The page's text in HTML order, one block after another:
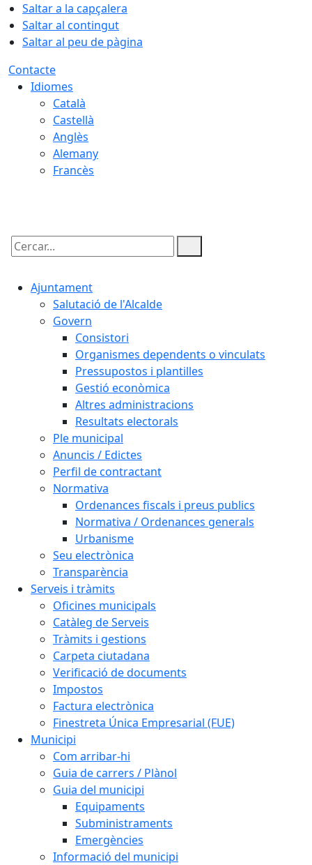
Saltar a la capçalera
Saltar al contingut
Saltar al peu de pàgina
Contacte
Idiomes
Català
Castellà
Anglès
Alemany
Francès
Cercar:
Ajuntament
Salutació de l'Alcalde
Govern
Consistori
Organismes dependents o vinculats
Pressupostos i plantilles
Gestió econòmica
Altres administracions
Resultats electorals
Ple municipal
Anuncis / Edictes
Perfil de contractant
Normativa
Ordenances fiscals i preus publics
Normativa / Ordenances generals
Urbanisme
Seu electrònica
Transparència
Serveis i tràmits
Oficines municipals
Catàleg de Serveis
Tràmits i gestions
Carpeta ciutadana
Verificació de documents
Impostos
Factura electrònica
Finestreta Única Empresarial (FUE)
Municipi
Com arribar-hi
Guia de carrers / Plànol
Guia del municipi
Equipaments
Subministraments
Emergències
Informació del municipi